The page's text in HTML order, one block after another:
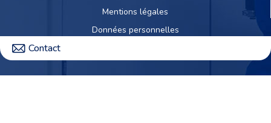
Mentions légales
Données personnelles
Contact